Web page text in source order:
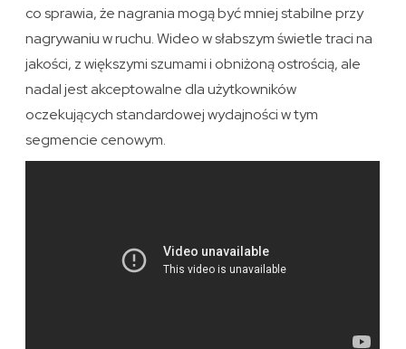
co sprawia, że nagrania mogą być mniej stabilne przy
nagrywaniu w ruchu. Wideo w słabszym świetle traci na
jakości, z większymi szumami i obniżoną ostrością, ale
nadal jest akceptowalne dla użytkowników
oczekujących standardowej wydajności w tym
segmencie cenowym.